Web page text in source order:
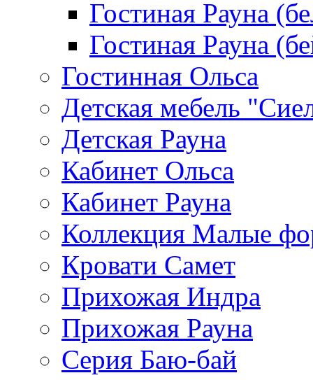
Гостиная Рауна
Гостиная Рауна
Гостинная Ольса
Детская мебель
Детская Рауна
Кабинет Ольса
Кабинет Рауна
Коллекция Малые
Кровати Самет
Прихожая Индра
Прихожая Рауна
Серия Баю-бай